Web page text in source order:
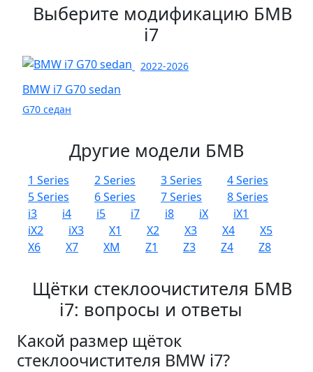
Выберите модификацию БМВ
i7
2022-2026
BMW i7 G70 sedan
G70 седан
Другие модели БМВ
1 Series 2 Series 3 Series
4 Series
5 Series
6 Series 7 Series
8 Series
i3
i4 i5 i7 i8 iX
iX1
iX2
iX3 X1 X2 X3 X4
X5
X6
X7 XM Z1 Z3 Z4 Z8
Щётки стеклоочистителя БМВ
i7: вопросы и ответы
Какой размер щёток
стеклоочистителя BMW i7?